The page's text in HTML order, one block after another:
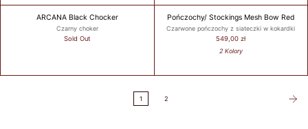
ARCANA Black Chocker
Czarny choker
Sold Out
Pończochy/ Stockings Mesh Bow Red
Czarwone pończochy z siateczki w kokardki
549,00 zł
2 Kolory
1 2